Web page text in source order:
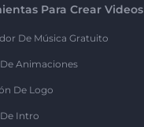
Para Crear Videos
De Música Gratuito
Animaciones
De Logo
Intro